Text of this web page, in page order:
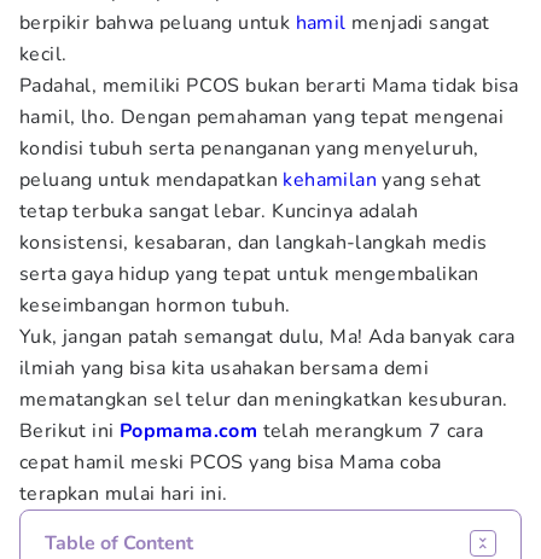
berpikir bahwa peluang untuk hamil menjadi sangat
kecil.
Padahal, memiliki PCOS bukan berarti Mama tidak bisa
hamil, lho. Dengan pemahaman yang tepat mengenai
kondisi tubuh serta penanganan yang menyeluruh,
peluang untuk mendapatkan kehamilan yang sehat
tetap terbuka sangat lebar. Kuncinya adalah
konsistensi, kesabaran, dan langkah-langkah medis
serta gaya hidup yang tepat untuk mengembalikan
keseimbangan hormon tubuh.
Yuk, jangan patah semangat dulu, Ma! Ada banyak cara
ilmiah yang bisa kita usahakan bersama demi
mematangkan sel telur dan meningkatkan kesuburan.
Berikut ini Popmama.com telah merangkum 7 cara
cepat hamil meski PCOS yang bisa Mama coba
terapkan mulai hari ini.
Table of Content